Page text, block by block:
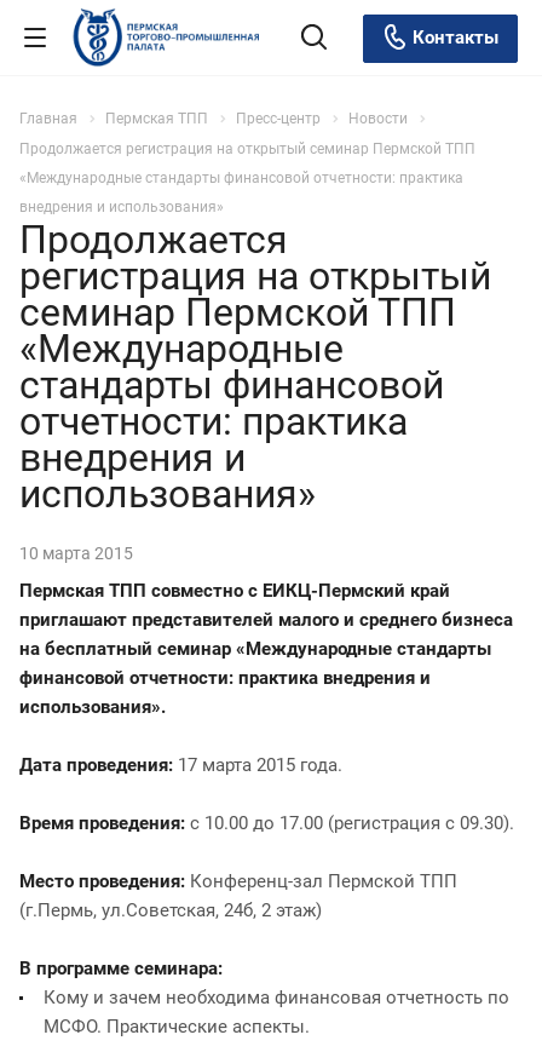
Контакты
Главная Пермская ТПП Пресс-центр
Новости
Продолжается регистрация на открытый семинар Пермской ТПП
«Международные стандарты финансовой отчетности: практика
внедрения и использования»
Продолжается
регистрация на открытый
семинар Пермской ТПП
«Международные
стандарты финансовой
отчетности: практика
внедрения и
использования»
10 марта 2015
Пермская ТПП совместно с ЕИКЦ-Пермский край
приглашают представителей малого и среднего бизнеса
на бесплатный семинар «Международные стандарты
финансовой отчетности: практика внедрения и
использования».
Дата проведения: 17 марта 2015 года.
Время проведения: с 10.00 до 17.00 (регистрация с 09.30).
Место проведения: Конференц-зал Пермской ТПП
(г.Пермь, ул.Советская, 24б, 2 этаж)
В программе семинара:
Кому и зачем необходима финансовая отчетность по
МСФО. Практические аспекты.